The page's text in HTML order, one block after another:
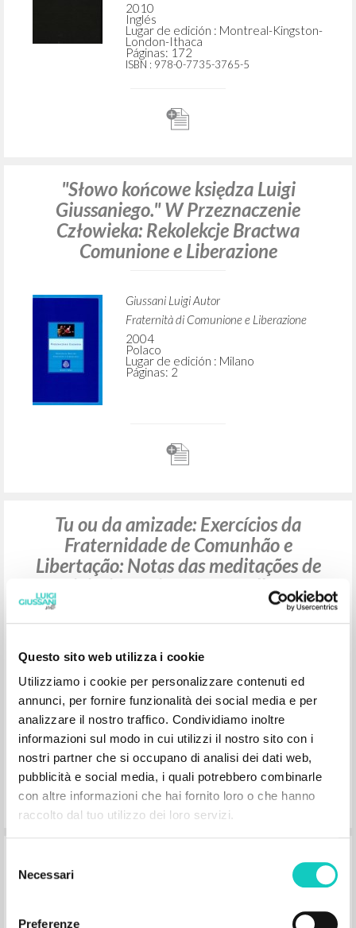
Questo sito web utilizza i cookie
Utilizziamo i cookie per personalizzare contenuti ed
annunci, per fornire funzionalità dei social media e per
analizzare il nostro traffico. Condividiamo inoltre
informazioni sul modo in cui utilizzi il nostro sito con i
nostri partner che si occupano di analisi dei dati web,
pubblicità e social media, i quali potrebbero combinarle
con altre informazioni che hai fornito loro o che hanno
raccolto dal tuo utilizzo dei loro servizi.
delNecessari
Preferenze
2010
Inglés
Lugar de edición : Montreal-Kingston-
London-Ithaca
Páginas: 172
ISBN : 978-0-7735-3765-5
"Słowo końcowe księdza Luigi
Giussaniego." W Przeznaczenie
Człowieka: Rekolekcje Bractwa
Comunione e Liberazione
Giussani Luigi Autor
Fraternità di Comunione e Liberazione
2004
Polaco
Lugar de edición : Milano
Páginas: 2
Tu ou da amizade: Exercícios da
Fraternidade de Comunhão e
Libertação: Notas das meditações de
Luigi Giussani e Stefano Alberto
1997
Portoghese BR
Lugar de edición : São Paulo
Páginas: 72
You or About Friendship: Exercises of
the Fraternity of Communion and
Meditations by Luigi Giussani and